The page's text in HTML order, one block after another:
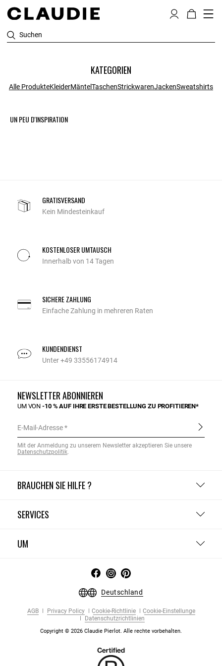
Suchen
KATEGORIEN
Alle ProdukteKleiderMäntelTaschenStrickwarenJackenSweatshirts
UN PEU D'INSPIRATION
GRATISVERSAND
Kein Mindesteinkauf
KOSTENLOSER UMTAUSCH
Innerhalb von 14 Tagen
SICHERE ZAHLUNG
Einfache Zahlung in mehreren Raten
KUNDENDIENST
Unter +49 33556174914
BRAUCHEN SIE HILFE ?
SERVICES
UM
NEWSLETTER ABONNIEREN
UM VON-10 % AUF IHRE ERSTE BESTELLUNG ZU PROFITIEREN*
E-Mail-Adresse
Mit der Anmeldung zu unserem Newsletter akzeptieren Sie unsere
Datenschutzpolitik.
Deutschland
AGB Privacy Policy Cookie-Richtlinie
Cookie-Einstellunge
Datenschutzrichtlinien
Copyright © 2026 Claudie Pierlot. Alle rechte vorbehalten.